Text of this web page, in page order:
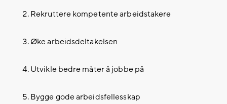
Rekruttere kompetente arbeidstakere
Øke arbeidsdeltakelsen
Utvikle bedre måter å jobbe på
Bygge gode arbeidsfellesskap